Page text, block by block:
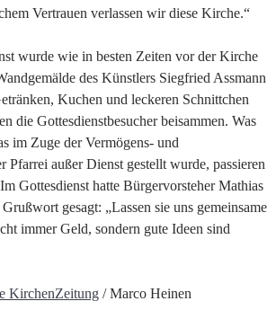
Vertrauen verlassen wir diese Kirche.“
wurde wie in besten Zeiten vor der Kirche
des Künstlers Siegfried Assmann
Kuchen und leckeren Schnittchen
die Gottesdienstbesucher beisammen. Was
im Zuge der Vermögens- und
Pfarrei außer Dienst gestellt wurde, passieren
Gottesdienst hatte Bürgervorsteher Mathias
gesagt: „Lassen sie uns gemeinsame
immer Geld, sondern gute Ideen sind
KirchenZeitung / Marco Heinen